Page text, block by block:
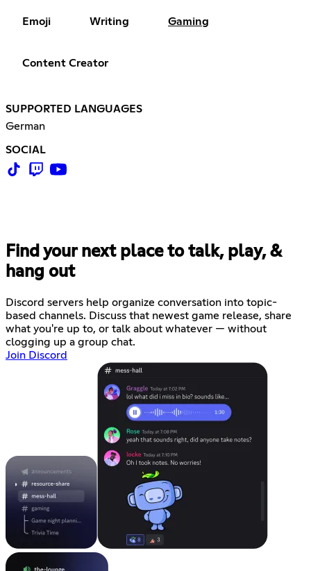
Emoji Writing Gaming
Content Creator
SUPPORTED LANGUAGES
German
SOCIAL
Find your next place to talk, play, &
hang out
Discord servers help organize conversation into topic-
based channels. Discuss that newest game release, share
what you're up to, or talk about whatever — without
clogging up a group chat.
Join Discord